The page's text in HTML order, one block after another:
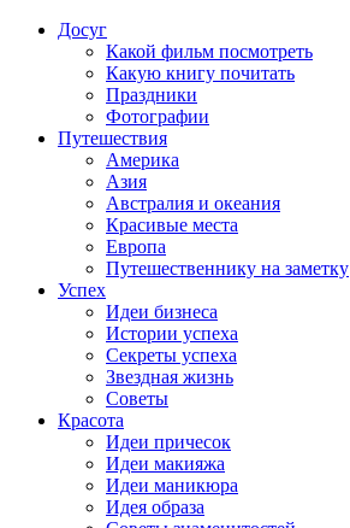
Досуг
Какой фильм посмотреть
Какую книгу почитать
Праздники
Фотографии
Путешествия
Америка
Азия
Австралия и океания
Красивые места
Европа
Путешественнику на заметку
Успех
Идеи бизнеса
Истории успеха
Секреты успеха
Звездная жизнь
Советы
Красота
Идеи причесок
Идеи макияжа
Идеи маникюра
Идея образа